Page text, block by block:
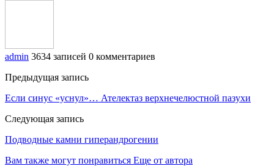
admin 3634 записей 0 комментариев
Предыдущая запись
Если синус «уснул»… Ателектаз верхнечелюстной пазухи
Следующая запись
Подводные камни гиперандрогении
Вам также могут понравиться Еще от автора